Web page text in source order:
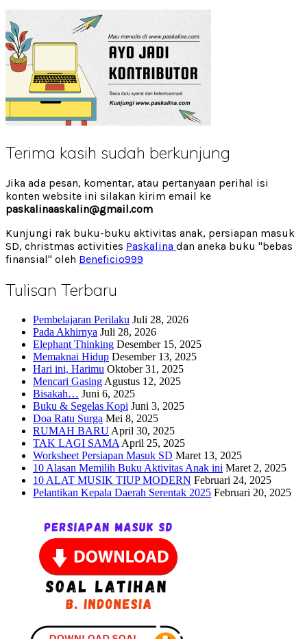
Terima kasih sudah berkunjung
Jika ada pesan, komentar, atau pertanyaan perihal isi
konten website ini silakan kirim email ke
paskalinaaskalin@gmail.com
Kunjungi rak buku-buku aktivitas anak, persiapan masuk
SD, christmas activities Paskalina dan aneka buku "bebas
finansial" oleh Beneficio999
Tulisan Terbaru
Pembelajaran Perilaku Juli 28, 2026
Pada Akhirnya Juli 28, 2026
Elephant Thinking Desember 15, 2025
Memaknai Hidup Desember 13, 2025
Hari ini, Harimu Oktober 31, 2025
Mencari Gasing Agustus 12, 2025
Bisakah… Juni 6, 2025
Buku & Segelas Kopi Juni 3, 2025
Doa Ratu Surga Mei 8, 2025
RUMAH BARU April 30, 2025
TAK LAGI SAMA April 25, 2025
Worksheet Persiapan Masuk SD Maret 13, 2025
10 Alasan Memilih Buku Aktivitas Anak ini Maret 2, 2025
10 ALAT MUSIK TIUP MODERN Februari 24, 2025
Pelantikan Kepala Daerah Serentak 2025 Februari 20, 2025